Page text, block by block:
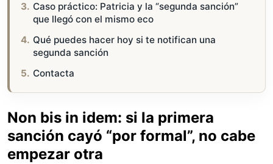
Caso práctico: Patricia y la “segunda sanción”
que llegó con el mismo eco
Qué puedes hacer hoy si te notifican una
segunda sanción
Contacta
Non bis in idem: si la primera
sanción cayó “por formal”, no cabe
empezar otra